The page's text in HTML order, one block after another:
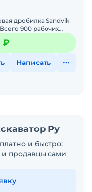
дробилка Sandvik
900 рабочих
отверстие 1000x650
₽
Написать
Ру
и быстро:
и продавцы сами